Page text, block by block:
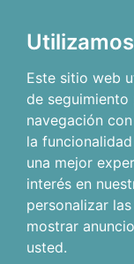
Este sitio web
de seguimiento
navegación
la
una mejor
interés en
personalizar
mostrar
usted.